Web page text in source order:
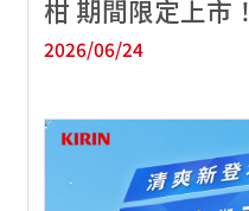
柑 期間限定上市！
2026/06/24